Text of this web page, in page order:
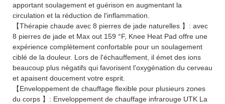
apportant soulagement et guérison en augmentant la
circulation et la réduction de l'inflammation.
【Thérapie chaude avec 8 pierres de jade naturelles 】: avec
8 pierres de jade et Max out 159 °F, Knee Heat Pad offre une
expérience complètement confortable pour un soulagement
ciblé de la douleur. Lors de l'échauffement, il émet des ions
beaucoup plus négatifs qui favorisent l'oxygénation du cerveau
et apaisent doucement votre esprit.
【Enveloppement de chauffage flexible pour plusieurs zones
du corps 】: Enveloppement de chauffage infrarouge UTK La